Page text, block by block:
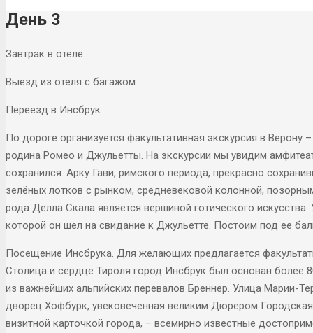
День 3
Завтрак в отеле.
Выезд из отеля с багажом.
Переезд в Инсбрук.
По дороге организуется факультативная экскурсия в
родина Ромео и Джульетты. На экскурсии мы увидим
сохранился. Арку Гави, римского периода, прекрасно
зелёных лотков с рынком, средневековой колонной,
рода Делла Скала является вершиной готического
которой он шел на свидание к Джульетте. Постоим под ее
Посещение Инсбрука. Для желающих предлагается
Столица и сердце Тироля город Инсбрук был основан более
из важнейших альпийских перевалов Бреннер. Улица Марии-
дворец Хофбурк, увековеченная великим Дюрером
визитной карточкой города, – всемирно известные